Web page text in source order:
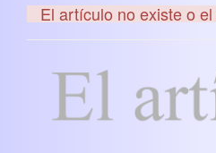
El artículo no existe o